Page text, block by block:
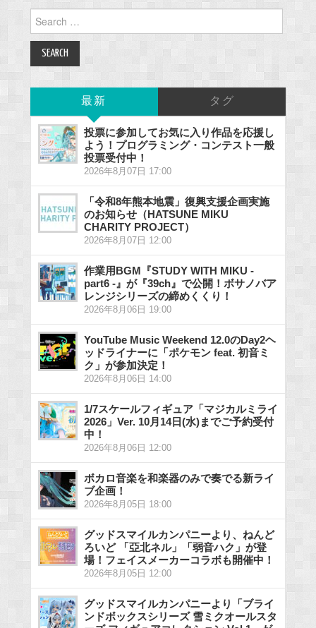
for:
最新 タグ
投票に参加してお気に入り作品を応援し
よう！プログラミング・コンテスト一般
投票受付中！
2026年8月07日 17:00
「令和8年熊本地震」復興支援企画実施
のお知らせ（HATSUNE MIKU
CHARITY PROJECT）
2026年8月07日 12:00
作業用BGM『STUDY WITH MIKU -
part6 -』が『39ch』で公開！ボサノバア
レンジシリーズの締めくくり！
2026年8月06日 19:00
YouTube Music Weekend 12.0のDay2ヘ
ッドライナーに「ポケモン feat. 初音ミ
ク」が参加決定！
2026年8月06日 14:00
1/7スケールフィギュア「マジカルミライ
2026」Ver. 10月14日(水)までご予約受付
中！
2026年8月06日 12:00
ボカロ音楽を和楽器のみで奏でる新ライ
ブ企画！
2026年8月05日 18:00
グッドスマイルカンパニーより、ねんど
ろいど 「亞北ネル」「弱音ハク」が登
場！フェイスメーカーコラボも開催中！
2026年8月05日 12:00
グッドスマイルカンパニーより「ブライ
ンドボックスシリーズ 雪ミクオールスタ